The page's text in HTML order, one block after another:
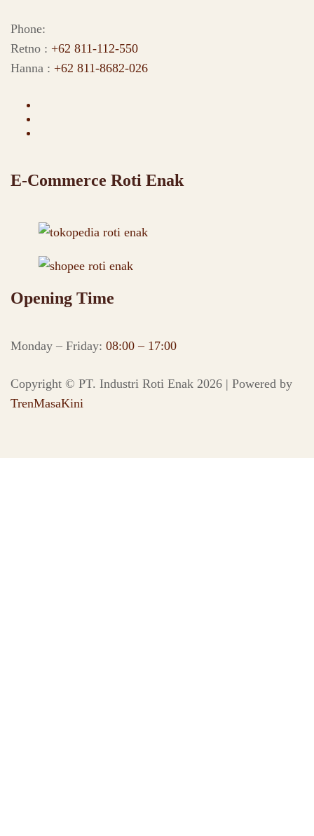
Phone:
Retno : +62 811-112-550
Hanna : +62 811-8682-026
E-Commerce Roti Enak
Opening Time
Monday – Friday: 08:00 – 17:00
Copyright © PT. Industri Roti Enak 2026 | Powered by
TrenMasaKini